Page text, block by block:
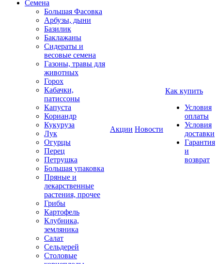
Семена
Большая Фасовка
Арбузы, дыни
Базилик
Баклажаны
Сидераты и
весовые семена
Газоны, травы для
животных
Горох
Кабачки,
патиссоны
Капуста
Кориандр
Кукуруза
Лук
Огурцы
Перец
Петрушка
Большая упаковка
Пряные и
лекарственные
растения, прочее
Грибы
Картофель
Клубника,
земляника
Салат
Сельдерей
Столовые
Акции Новости
Как купить
Условия
оплаты
Условия
доставки
Гарантия
и
возврат